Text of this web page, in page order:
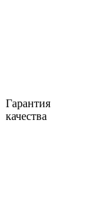
Гарантия
качества